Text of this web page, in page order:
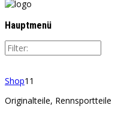
Hauptmenü
Shop11
Originalteile, Rennsportteile